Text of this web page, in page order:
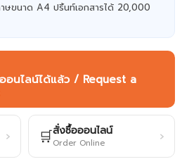
ขนาด A4 ปริ้นท์เอกสารได้ 20,000
อนไลน์ได้แล้ว / Request a
› 🛒สั่งซื้อออนไลน์
Order Online ›